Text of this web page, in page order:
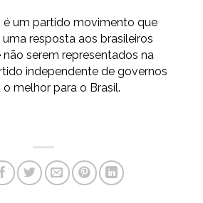
é um partido movimento que
resposta aos brasileiros
serem representados na
independente de governos
melhor para o Brasil.